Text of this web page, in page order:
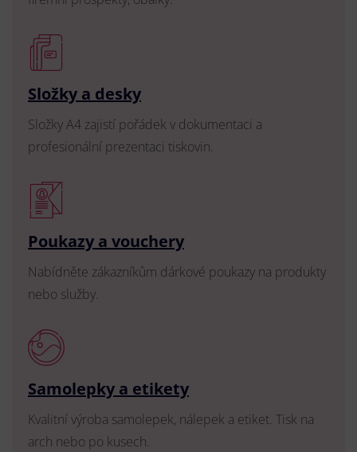
Složky a desky
Složky A4 zajistí pořádek v dokumentaci a
profesionální prezentaci tiskovin.
Poukazy a vouchery
Nabídněte zákazníkům dárkové poukazy na produkty
nebo služby.
Samolepky a etikety
Kvalitní výroba samolepek, nálepek a etiket. Tisk na
arch nebo po kusech.